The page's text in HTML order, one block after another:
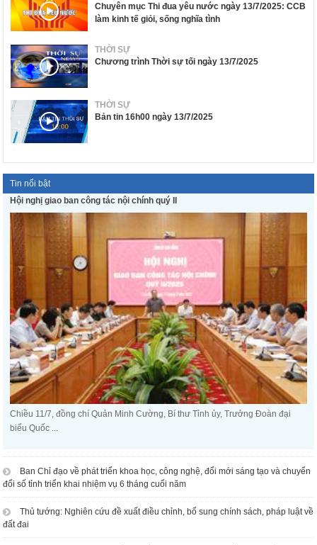
Chuyên mục Thi đua yêu nước ngày 13/7/2025: CCB
làm kinh tế giỏi, sống nghĩa tình
THỜI SỰ
Chương trình Thời sự tối ngày 13/7/2025
THỜI SỰ
Bản tin 16h00 ngày 13/7/2025
Tin nổi bật
Hội nghị giao ban công tác nội chính quý II
Chiều 11/7, đồng chí Quản Minh Cường, Bí thư Tỉnh ủy, Trưởng Đoàn đại
biểu Quốc ...
Ban Chỉ đạo về phát triển khoa học, công nghệ, đổi mới sáng tạo và chuyển
đổi số tỉnh triển khai nhiệm vụ 6 tháng cuối năm
Thủ tướng: Nghiên cứu đề xuất điều chỉnh, bổ sung chính sách, pháp luật về
đất đai